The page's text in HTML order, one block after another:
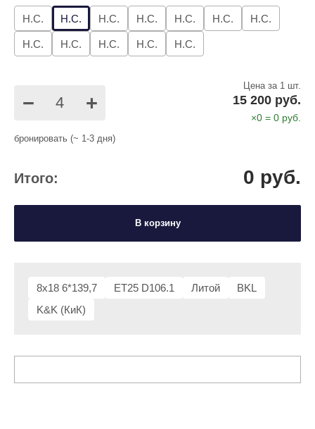
8x18 6*139,7 ET25 D106.1 Литой
BKL
K&K (КиК)
Н.С. Н.С. Н.С. Н.С. Н.С. Н.С. Н.С.
Н.С. Н.С. Н.С. Н.С. Н.С.
− +
Цена за 1 шт.
15 200 руб.
×0 = 0 руб.
бронировать (~ 1-3 дня)
Итого: 0 руб.
В корзину